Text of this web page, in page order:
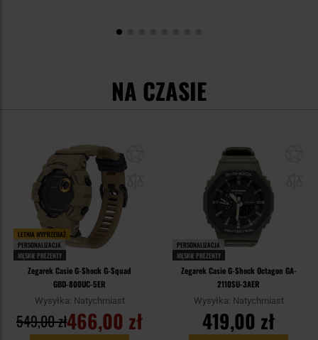
NA CZASIE
LETNIA WYPRZEDAŻ
PERSONALIZACJA
MĘSKIE PREZENTY
Zegarek Casio G-Shock G-Squad
GBD-800UC-5ER
Wysyłka: Natychmiast
466,00 zł
549,00 zł
PERSONALIZACJA
MĘSKIE PREZENTY
Zegarek Casio G-Shock Octagon GA-
2110SU-3AER
Wysyłka: Natychmiast
419,00 zł